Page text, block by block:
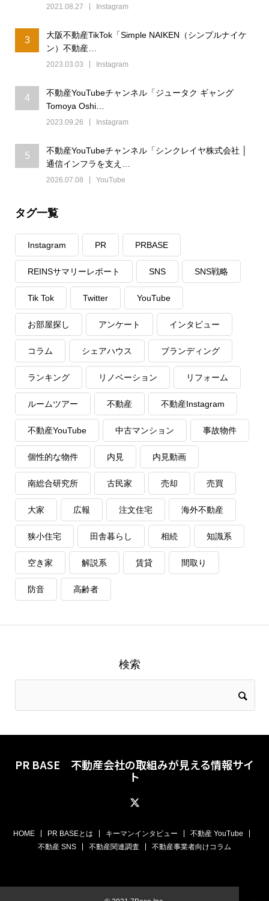
2021.08.27 Instagram
3
大阪不動産TikTok「Simple NAIKEN（シンプルナイケ
ン）不動産…
2023.03.03 Instagram
4
不動産YouTubeチャンネル「ジュータク ギャング
Tomoya Oshi…
2023.09.26 Instagram
5
不動産YouTubeチャンネル「シンクレイヤ株式会社 │
通信インフラを支え…
2026.07.08 YouTube
タグ一覧
Instagram PR PRBASE
REINSサマリーレポート SNS SNS戦略
Tik Tok Twitter YouTube
お部屋探し アンケート インタビュー
コラム シェアハウス ブランディング
ランキング リノベーション リフォーム
ルームツアー 不動産 不動産Instagram
不動産YouTube 中古マンション 事故物件
個性的な物件 内見 内見動画
南総合研究所 古民家 売却 売買
大家 広報 注文住宅 海外不動産
狭小住宅 田舎暮らし 相続 知識系
空き家 解説系 賃貸 間取り
防音 高齢者
検索
PR BASE 不動産会社の取組みが見える情報サイ
ト
HOME PR BASEとは キーマンインタビュー
不動産 YouTube
不動産 SNS
不動産関連調査 不動産事業者向けコラム